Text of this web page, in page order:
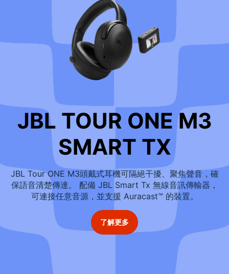
JBL TOUR ONE M3
SMART TX
JBL Tour ONE M3頭戴式耳機可隔絕干擾、聚焦聲音，確
保語音清楚傳達。 配備 JBL Smart Tx 無線音訊傳輸器，
可連接任意音源，並支援 Auracast™ 的裝置。
了解更多